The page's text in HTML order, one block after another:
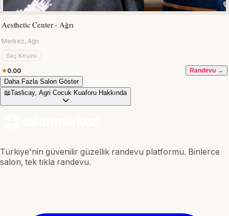
Aesthetic Center - Ağrı
Merkez, Ağrı
Saç Kesimi
0.00 Randevu →
Daha Fazla Salon Göster
📖Taslicay, Agri Cocuk Kuaforu Hakkında
Türkiye'nin güvenilir güzellik randevu platformu. Binlerce
salon, tek tıkla randevu.